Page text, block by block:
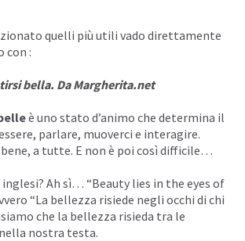
quelli più utili vado direttamente
con :
bella. DaMargherita.net
è uno stato d’animo che determina il
parlare, muoverci e interagire.
a tutte. E non è poi così difficile…
Ah sì… “Beauty lies in the eyes of
“La bellezza risiede negli occhi di chi
che la bellezza risieda tra le
nostra testa.